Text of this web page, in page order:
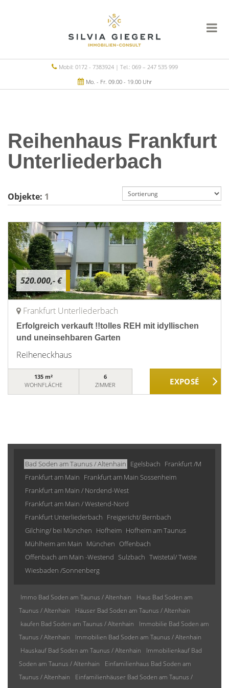
Mobil: 0172 - 7383924 | Tel.: 069 – 247 535 999
Mo. - Fr. 09.00 - 19.00 Uhr
Reihenhaus Frankfurt
Unterliederbach
Objekte: 1
520.000,- €
Frankfurt Unterliederbach
Erfolgreich verkauft !!tolles REH mit idyllischen
und uneinsehbaren Garten
Reiheneckhaus
135 m²
WOHNFLÄCHE
6
ZIMMER
Bad Soden am Taunus / Altenhain Egelsbach Frankfurt /M
Frankfurt am Main Frankfurt am Main Sossenheim
Frankfurt am Main / Nordend-West
Frankfurt am Main / Westend-Nord
Frankfurt Unterliederbach Freigericht/ Bernbach
Gilching/ bei München Hofheim Hofheim am Taunus
Mühlheim am Main München Offenbach
Offenbach am Main -Westend Sulzbach Twistetal/ Twiste
Wiesbaden /Sonnenberg
Immo Bad Soden am Taunus / Altenhain
Haus Bad Soden am
Taunus / Altenhain
Häuser Bad Soden am Taunus / Altenhain
kaufen Bad Soden am Taunus / Altenhain
Immobilie Bad Soden am
Taunus / Altenhain
Immobilien Bad Soden am Taunus / Altenhain
Hauskauf Bad Soden am Taunus / Altenhain
Immobilienkauf Bad
Soden am Taunus / Altenhain
Einfamilienhaus Bad Soden am
Taunus / Altenhain
Einfamilienhäuser Bad Soden am Taunus /